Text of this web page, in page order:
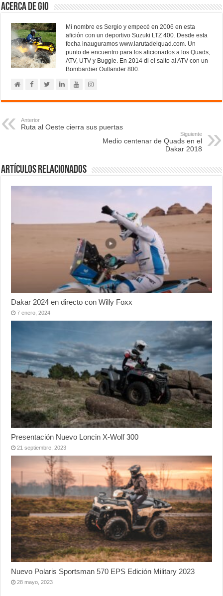
Acerca de Gio
Mi nombre es Sergio y empecé en 2006 en esta
afición con un deportivo Suzuki LTZ 400. Desde esta
fecha inauguramos www.larutadelquad.com. Un
punto de encuentro para los aficionados a los Quads,
ATV, UTV y Buggie. En 2014 di el salto al ATV con un
Bombardier Outlander 800.
Anterior
Ruta al Oeste cierra sus puertas
Siguiente
Medio centenar de Quads en el
Dakar 2018
Artículos relacionados
Dakar 2024 en directo con Willy Foxx
7 enero, 2024
Presentación Nuevo Loncin X-Wolf 300
21 septiembre, 2023
Nuevo Polaris Sportsman 570 EPS Edición Military 2023
28 mayo, 2023